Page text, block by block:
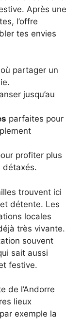
Après une
l’offre
tes envies
où partager un
jusqu’au
parfaites pour
profiter plus
détaxés.
trouvent ici
détente. Les
locales
très vivante.
souvent
sait aussi
festive.
de l’Andorre
lieux
exemple la